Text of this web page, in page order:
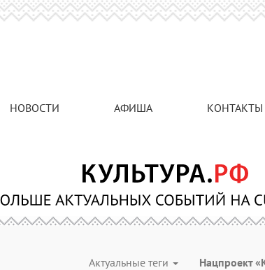
НОВОСТИ АФИША КОНТАКТЫ
Актуальные теги Нацпроект